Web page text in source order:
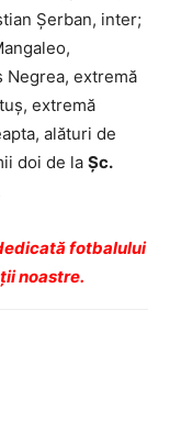
Şerban, inter;
Negrea, extremă
extremă
alături de
doi de la Şc.
fotbalului
noastre.